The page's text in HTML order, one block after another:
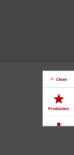
Close
Producten